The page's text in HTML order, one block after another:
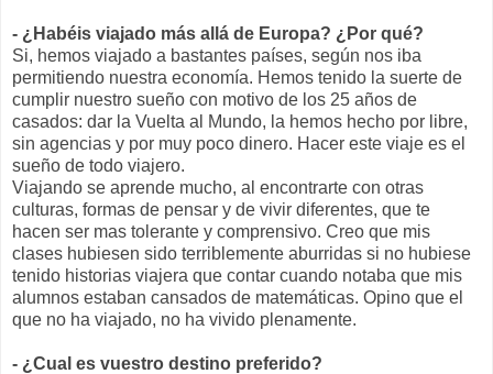
- ¿Habéis viajado más allá de Europa? ¿Por qué?
Si, hemos viajado a bastantes países, según nos iba
permitiendo nuestra economía. Hemos tenido la suerte de
cumplir nuestro sueño con motivo de los 25 años de
casados: dar la Vuelta al Mundo, la hemos hecho por libre,
sin agencias y por muy poco dinero. Hacer este viaje es el
sueño de todo viajero.
Viajando se aprende mucho, al encontrarte con otras
culturas, formas de pensar y de vivir diferentes, que te
hacen ser mas tolerante y comprensivo. Creo que mis
clases hubiesen sido terriblemente aburridas si no hubiese
tenido historias viajera que contar cuando notaba que mis
alumnos estaban cansados de matemáticas. Opino que el
que no ha viajado, no ha vivido plenamente.
- ¿Cual es vuestro destino preferido?